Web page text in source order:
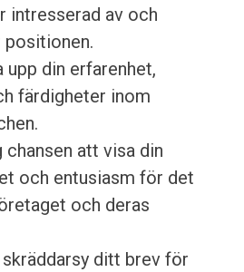
intresserad av och
positionen.
upp din erfarenhet,
färdigheter inom
chansen att visa din
och entusiasm för det
och deras
ditt brev för